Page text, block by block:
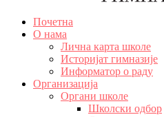
Почетна
О нама
Лична карта школе
Историјат гимназије
Информатор о раду
Организација
Органи школе
Школски одбор